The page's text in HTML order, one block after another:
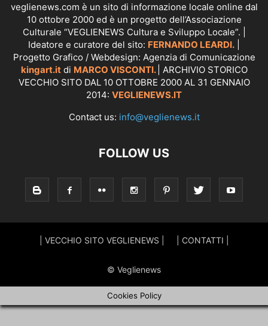
veglienews.com è un sito di informazione locale online dal
10 ottobre 2000 ed è un progetto dell’Associazione
Culturale “VEGLIENEWS Cultura e Sviluppo Locale”. |
Ideatore e curatore del sito: FERNANDO LEARDI.
Progetto Grafico / Webdesign: Agenzia di Comunicazione
kingart.itdi MARCO VISCONTI. | ARCHIVIO STORICO
VECCHIO SITO DAL 10 OTTOBRE 2000 AL 31 GENNAIO
2014: VEGLIENEWS.IT
Contact us: info@veglienews.it
FOLLOW US
| VECCHIO SITO VEGLIENEWS | | CONTATTI |
© Veglienews
Cookies Policy